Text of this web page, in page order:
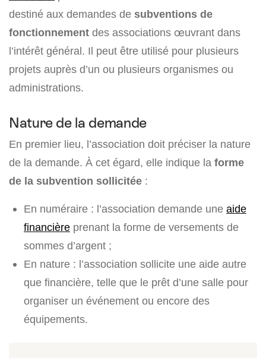
destiné aux demandes de subventions de
fonctionnement des associations œuvrant dans
l’intérêt général. Il peut être utilisé pour plusieurs
projets auprès d’un ou plusieurs organismes ou
administrations.
Nature de la demande
En premier lieu, l’association doit préciser la nature
de la demande. À cet égard, elle indique la forme
de la subvention sollicitée :
En numéraire : l’association demande une aide
financière prenant la forme de versements de
sommes d’argent ;
En nature : l’association sollicite une aide autre
que financière, telle que le prêt d’une salle pour
organiser un événement ou encore des
équipements.